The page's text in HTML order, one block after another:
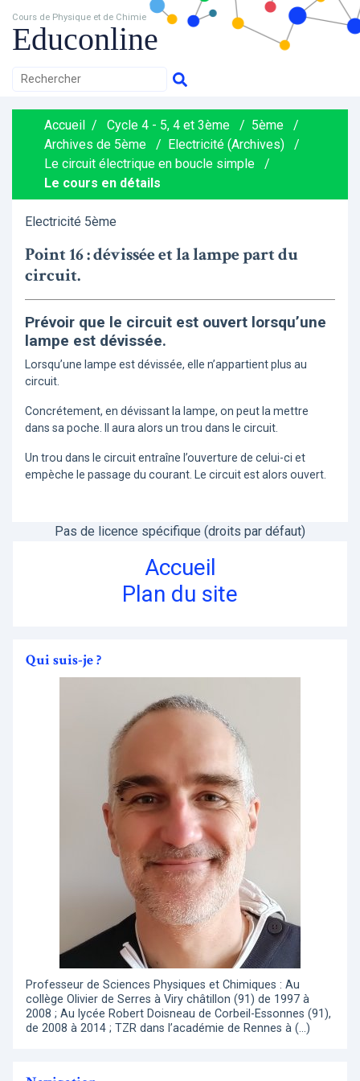
Cours de Physique et de Chimie
Educonline
Accueil / Cycle 4 - 5, 4 et 3ème / 5ème
/
Archives de 5ème
/ Electricité (Archives)
/
Le circuit électrique en boucle simple
/
Le cours en détails
Electricité 5ème
Point 16 : dévissée et la lampe part du
circuit.
Prévoir que le circuit est ouvert lorsqu’une
lampe est dévissée.
Lorsqu’une lampe est dévissée, elle n’appartient plus au
circuit.
Concrétement, en dévissant la lampe, on peut la mettre
dans sa poche. Il aura alors un trou dans le circuit.
Un trou dans le circuit entraîne l’ouverture de celui-ci et
empèche le passage du courant. Le circuit est alors ouvert.
Pas de licence spécifique (droits par défaut)
Accueil
Plan du site
Qui suis-je ?
Professeur de Sciences Physiques et Chimiques : Au
collège Olivier de Serres à Viry châtillon (91) de 1997 à
2008 ; Au lycée Robert Doisneau de Corbeil-Essonnes (91),
de 2008 à 2014 ; TZR dans l’académie de Rennes à (…)